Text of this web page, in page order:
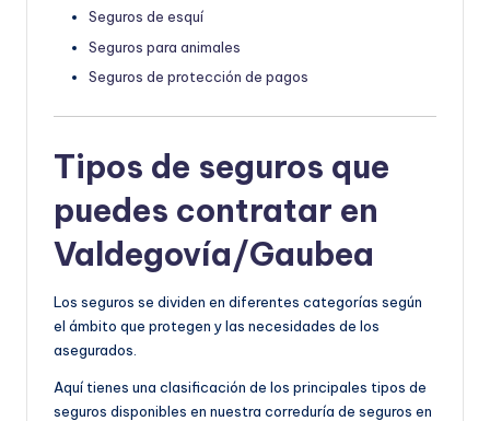
Seguros de esquí
Seguros para animales
Seguros de protección de pagos
Tipos de seguros que
puedes contratar en
Valdegovía/Gaubea
Los seguros se dividen en diferentes categorías según
el ámbito que protegen y las necesidades de los
asegurados.
Aquí tienes una clasificación de los principales tipos de
seguros disponibles en nuestra correduría de seguros en